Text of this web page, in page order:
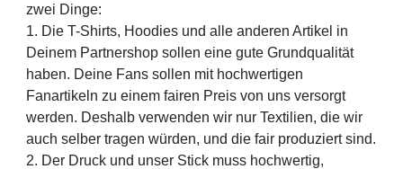
zwei Dinge:
1. Die T-Shirts, Hoodies und alle anderen Artikel in
Deinem Partnershop sollen eine gute Grundqualität
haben. Deine Fans sollen mit hochwertigen
Fanartikeln zu einem fairen Preis von uns versorgt
werden. Deshalb verwenden wir nur Textilien, die wir
auch selber tragen würden, und die fair produziert sind.
2. Der Druck und unser Stick muss hochwertig,